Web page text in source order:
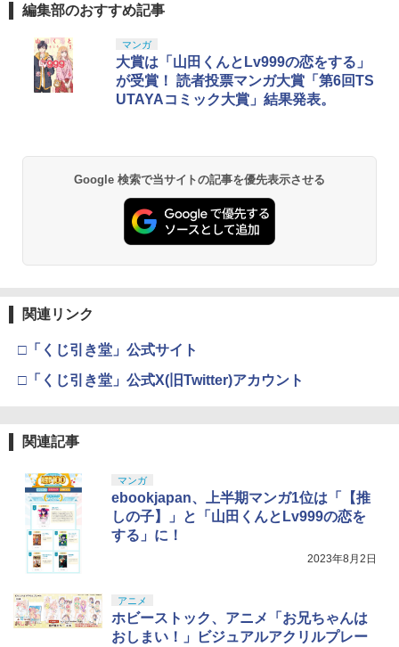
編集部のおすすめ記事
マンガ
大賞は「山田くんとLv999の恋をする」
が受賞！ 読者投票マンガ大賞「第6回TS
UTAYAコミック大賞」結果発表。
Google 検索で当サイトの記事を優先表示させる
関連リンク
□「くじ引き堂」公式サイト
□「くじ引き堂」公式X(旧Twitter)アカウント
関連記事
マンガ
ebookjapan、上半期マンガ1位は「【推
しの子】」と「山田くんとLv999の恋を
する」に！
2023年8月2日
アニメ
ホビーストック、アニメ「お兄ちゃんは
おしまい！」ビジュアルアクリルプレー